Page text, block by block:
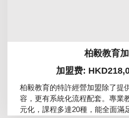
柏毅教育
加盟费:
柏毅教育的特許經營加盟除了提
容，更有系統化流程配套。專業
元化，課程多達20種，能全面滿